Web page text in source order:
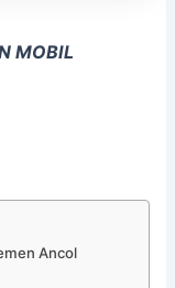
MOBIL
Ancol